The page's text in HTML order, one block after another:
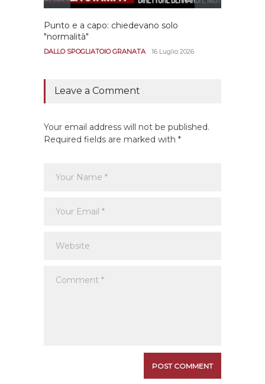
Punto e a capo: chiedevano solo
"normalità"
DALLO SPOGLIATOIO GRANATA 16 Luglio 2026
Leave a Comment
Your email address will not be published.
Required fields are marked with *